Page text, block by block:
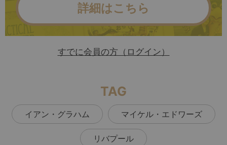
詳細はこちら
すでに会員の方（ログイン）
TAG
イアン・グラハム マイケル・エドワーズ
リバプール